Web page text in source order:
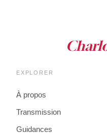
EXPLORER
À propos
Transmission
Guidances